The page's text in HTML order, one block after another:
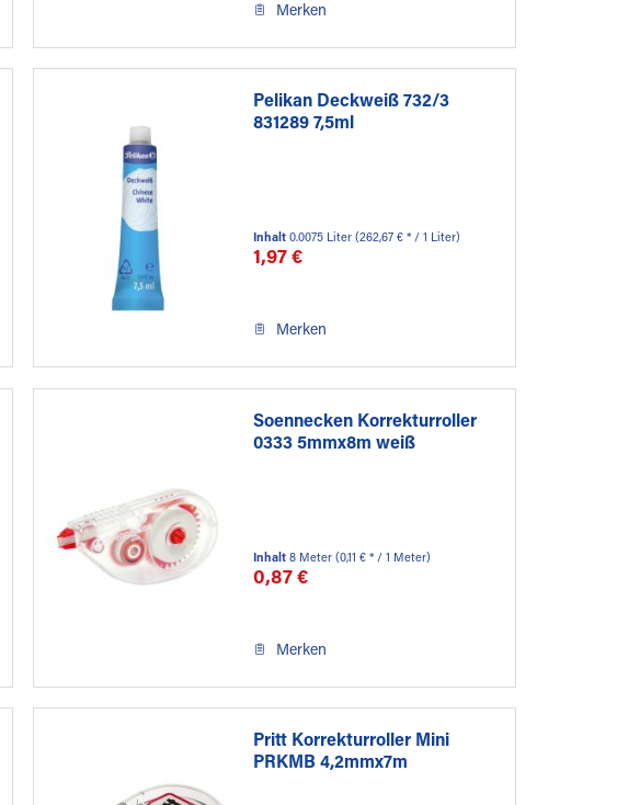
Merken
Pelikan Deckweiß 732/3
831289 7,5ml
Inhalt0.0075 Liter(262,67 € * / 1 Liter)
1,97 €
Merken
Soennecken Korrekturroller
0333 5mmx8m weiß
Inhalt8 Meter(0,11 € * / 1 Meter)
0,87 €
Merken
Pritt Korrekturroller Mini
PRKMB 4,2mmx7m